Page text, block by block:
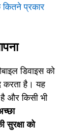
प्रकार
डिवाइस को
है। यह
और किसी भी
को